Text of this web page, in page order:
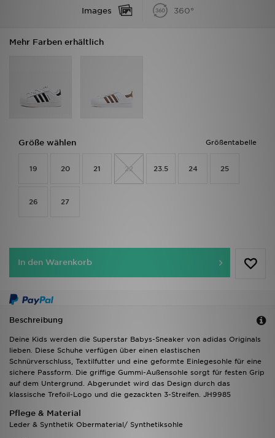
Images 360°
Mehr Farben erhältlich
Größentabelle
Größe wählen
19 20 21 22 23.5 24 25
26 27
In den Warenkorb
Beschreibung
Deine Kids werden die Superstar Babys-Sneaker von adidas Originals
lieben. Diese Schuhe verfügen über einen elastischen
Schnürverschluss, Textilfutter und eine geformte Einlegesohle für eine
sichere Passform. Die griffige Gummi-Außensohle sorgt für festen Grip
auf dem Untergrund. Abgerundet wird das Design durch das
klassische Trefoil-Logo und die gezackten 3-Streifen. JH9985
Pflege & Material
Leder & Synthetik Obermaterial/ Synthetiksohle
Blog